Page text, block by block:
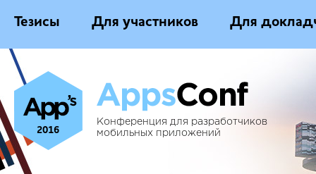
Тезисы Для участников Для
2016
Конференция для разработчиков
мобильных приложений